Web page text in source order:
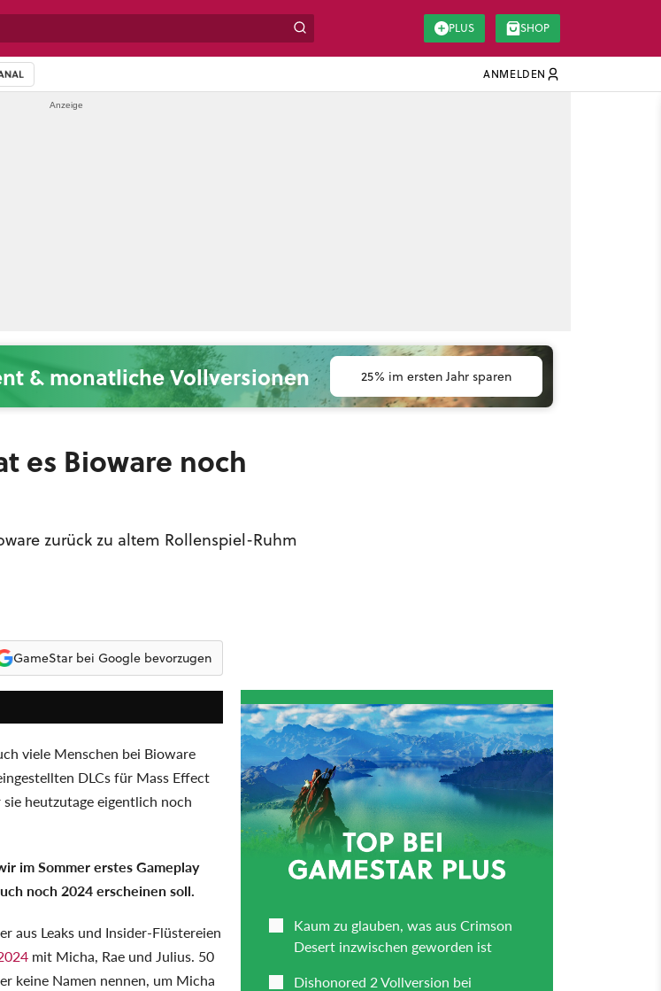
PLUS SHOP
ANMELDEN
& monatliche Vollversionen 25% im ersten Jahr sparen
es Bioware noch
zurück zu altem Rollenspiel-Ruhm
GameStar bei Google bevorzugen
51:47
viele Menschen bei Bioware
DLCs für Mass Effect
heutzutage eigentlich noch
im Sommer erstes Gameplay
noch 2024 erscheinen soll.
aus Leaks und Insider-Flüstereien
mit Micha, Rae und Julius. 50
keine Namen nennen, um Micha